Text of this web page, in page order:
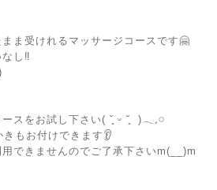
ま受けれるマッサージコースです🤗
し‼︎
ースをお試し下さい( ˘͈ ᵕ ˘͈ )𓂃𓈒𓏸
もお付けできます👂
できませんのでご了承下さいm(__)m⁡